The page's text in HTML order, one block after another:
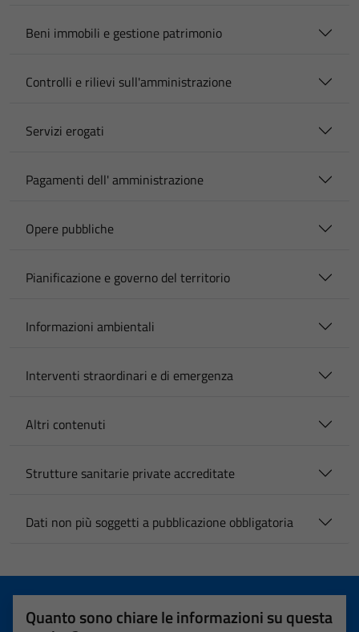
Beni immobili e gestione patrimonio
Controlli e rilievi sull'amministrazione
Servizi erogati
Pagamenti dell' amministrazione
Opere pubbliche
Pianificazione e governo del territorio
Informazioni ambientali
Interventi straordinari e di emergenza
Altri contenuti
Strutture sanitarie private accreditate
Dati non più soggetti a pubblicazione obbligatoria
Quanto sono chiare le informazioni su questa